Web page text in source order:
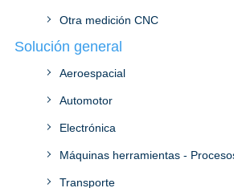
Otra medición CNC
Solución general
Aeroespacial
Automotor
Electrónica
Máquinas herramientas -
Transporte